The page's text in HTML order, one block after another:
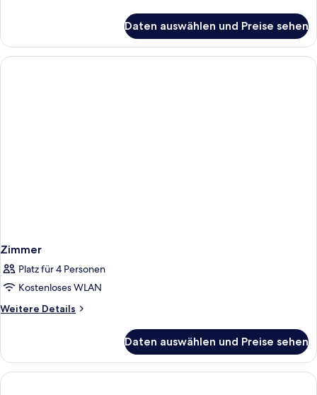
Daten auswählen und Preise sehen
Zimmer
Platz für 4 Personen
Kostenloses WLAN
Weitere Details
Weitere
Daten auswählen und Preise sehen